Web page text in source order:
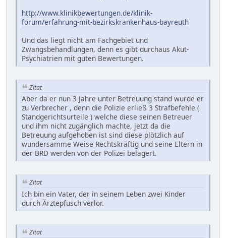
http://www.klinikbewertungen.de/klinik-
forum/erfahrung-mit-bezirkskrankenhaus-bayreuth
Und das liegt nicht am Fachgebiet und
Zwangsbehandlungen, denn es gibt durchaus Akut-
Psychiatrien mit guten Bewertungen.
Zitat
Aber da er nun 3 Jahre unter Betreuung stand wurde er
zu Verbrecher , denn die Polizie erließ 3 Strafbefehle (
Standgerichtsurteile ) welche diese seinen Betreuer
und ihm nicht zugänglich machte, jetzt da die
Betreuung aufgehoben ist sind diese plötzlich auf
wundersamme Weise Rechtskräftig und seine Eltern in
der BRD werden von der Polizei belagert.
Zitat
Ich bin ein Vater, der in seinem Leben zwei Kinder
durch Ärztepfusch verlor.
Zitat